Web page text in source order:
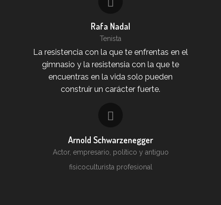
Rafa Nadal
Tenista
La resistencia con la que te enfrentas en el
gimnasio y la resistensia con la que te
encuentras en la vida solo pueden
construir un carácter fuerte.
Arnold Schwarzenegger
Actor, empresario, político y antiguo
fisicoculturista profesional